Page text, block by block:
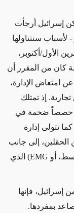
إسرائيل أرجأت
سنتناولها
الأول/أكتوبر،
كان من المقرر أن
امتعاض الإدارة،
إذ تمتلك
حصصاً ضخمة في
تتولى إدارة
الحقلين، إلى جانب
أو
الذي
إسرائيل، فإنها
بمفردها.